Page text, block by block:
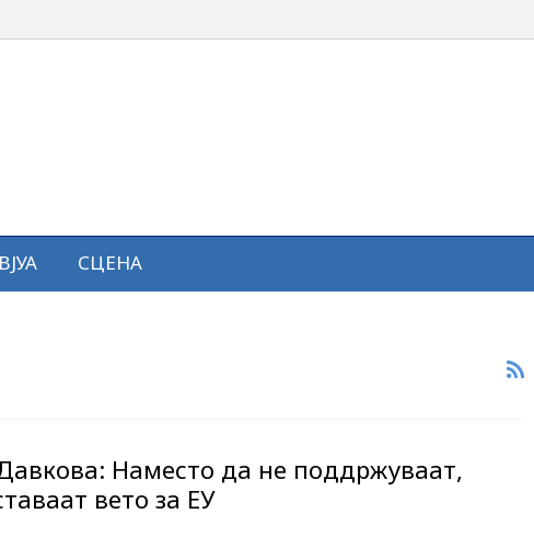
СЦЕНА
Наместо да не поддржуваат,
вето за ЕУ